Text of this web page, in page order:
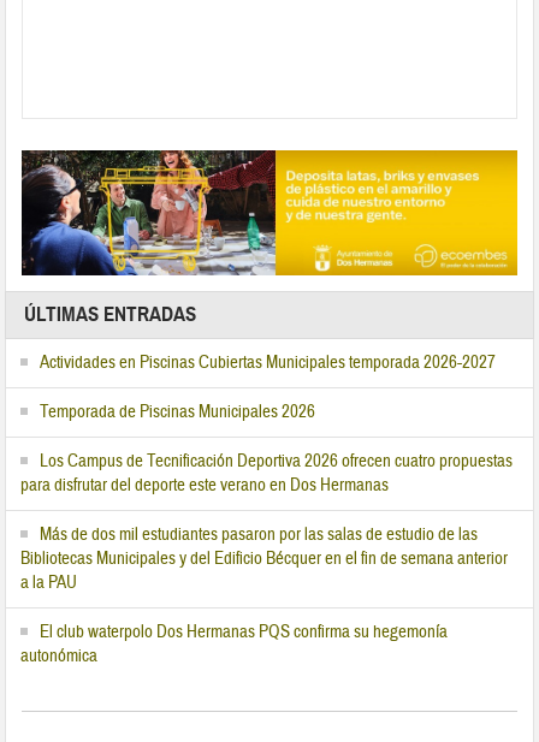
ÚLTIMAS ENTRADAS
Actividades en Piscinas Cubiertas Municipales temporada 2026-2027
Temporada de Piscinas Municipales 2026
Los Campus de Tecnificación Deportiva 2026 ofrecen cuatro propuestas
para disfrutar del deporte este verano en Dos Hermanas
Más de dos mil estudiantes pasaron por las salas de estudio de las
Bibliotecas Municipales y del Edificio Bécquer en el fin de semana anterior
a la PAU
El club waterpolo Dos Hermanas PQS confirma su hegemonía
autonómica